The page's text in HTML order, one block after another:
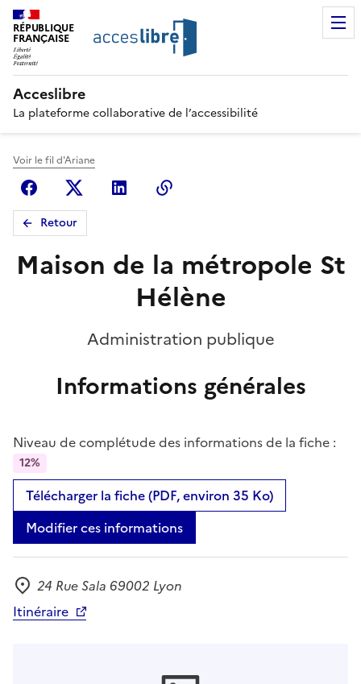
RÉPUBLIQUE
FRANÇAISE
Acceslibre
La plateforme collaborative de l’accessibilité
Voir le fil d'Ariane
FacebookX (anciennement Twitter)
Linkedin
Retour
Maison de la métropole St
Hélène
Administration publique
Informations générales
Niveau de complétude des informations de la fiche :
12%
Télécharger la fiche (PDF, environ 35 Ko)
Modifier ces informations
Adresse
24 Rue Sala 69002 Lyon
Itinéraire